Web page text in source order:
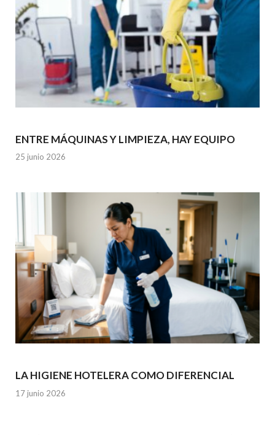
ENTRE MÁQUINAS Y LIMPIEZA, HAY EQUIPO
25 junio 2026
LA HIGIENE HOTELERA COMO DIFERENCIAL
17 junio 2026